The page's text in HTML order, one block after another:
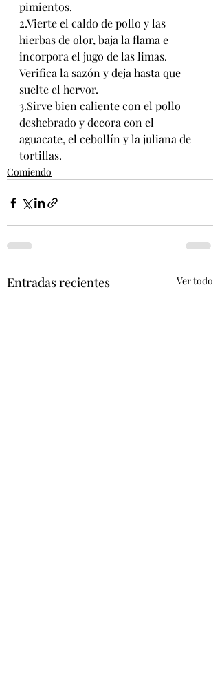
pimientos.
2.Vierte el caldo de pollo y las
hierbas de olor, baja la flama e
incorpora el jugo de las limas.
Verifica la sazón y deja hasta que
suelte el hervor.
3.Sirve bien caliente con el pollo
deshebrado y decora con el
aguacate, el cebollín y la juliana de
tortillas.
Comiendo
Entradas recientes Ver todo